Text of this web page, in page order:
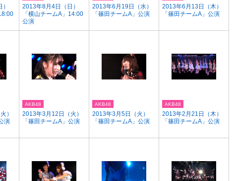
2013年8月4日（日）
「横山チームA」14:00
公演
2013年6月19日（水）
「篠田チームA」公演
2013年6月13日（木）
「篠田チームA」公演
）
演
2013年3月12日（火）
「篠田チームA」公演
AKB48
2013年3月5日（火）
「篠田チームA」公演
AKB48
2013年2月21日（木）
「篠田チームA」公演
AKB48